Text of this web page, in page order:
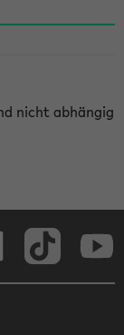
nicht abhängig